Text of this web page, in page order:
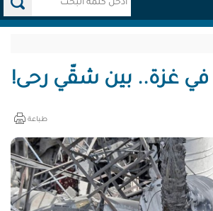
غزة.. بين شقّي رحى!
طباعة